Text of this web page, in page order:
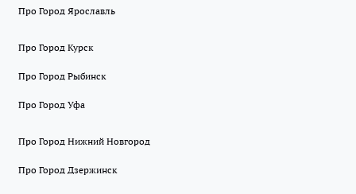
Про Город Ярославль
Про Город Курск
Про Город Рыбинск
Про Город Уфа
Про Город Нижний Новгород
Про Город Дзержинск